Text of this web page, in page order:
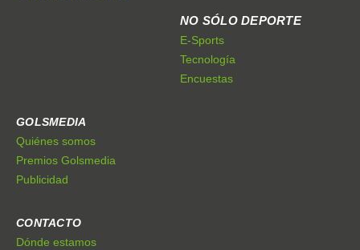
NO SÓLO DEPORTE
E-Sports
Tecnología
Encuestas
GOLSMEDIA
Quiénes somos
Premios Golsmedia
Publicidad
CONTACTO
Dónde estamos